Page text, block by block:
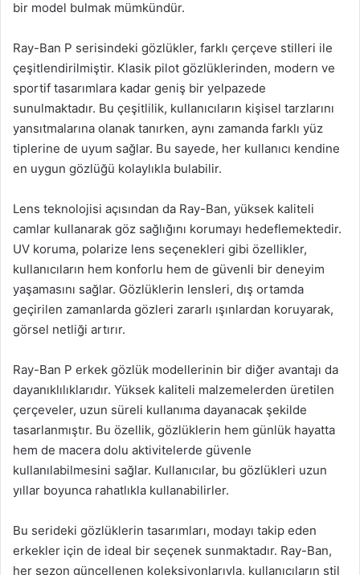
bir model bulmak mümkündür.
Ray-Ban P serisindeki gözlükler, farklı çerçeve stilleri ile
çeşitlendirilmiştir. Klasik pilot gözlüklerinden, modern ve
sportif tasarımlara kadar geniş bir yelpazede
sunulmaktadır. Bu çeşitlilik, kullanıcıların kişisel tarzlarını
yansıtmalarına olanak tanırken, aynı zamanda farklı yüz
tiplerine de uyum sağlar. Bu sayede, her kullanıcı kendine
en uygun gözlüğü kolaylıkla bulabilir.
Lens teknolojisi açısından da Ray-Ban, yüksek kaliteli
camlar kullanarak göz sağlığını korumayı hedeflemektedir.
UV koruma, polarize lens seçenekleri gibi özellikler,
kullanıcıların hem konforlu hem de güvenli bir deneyim
yaşamasını sağlar. Gözlüklerin lensleri, dış ortamda
geçirilen zamanlarda gözleri zararlı ışınlardan koruyarak,
görsel netliği artırır.
Ray-Ban P erkek gözlük modellerinin bir diğer avantajı da
dayanıklılıklarıdır. Yüksek kaliteli malzemelerden üretilen
çerçeveler, uzun süreli kullanıma dayanacak şekilde
tasarlanmıştır. Bu özellik, gözlüklerin hem günlük hayatta
hem de macera dolu aktivitelerde güvenle
kullanılabilmesini sağlar. Kullanıcılar, bu gözlükleri uzun
yıllar boyunca rahatlıkla kullanabilirler.
Bu serideki gözlüklerin tasarımları, modayı takip eden
erkekler için de ideal bir seçenek sunmaktadır. Ray-Ban,
her sezon güncellenen koleksiyonlarıyla, kullanıcıların stil